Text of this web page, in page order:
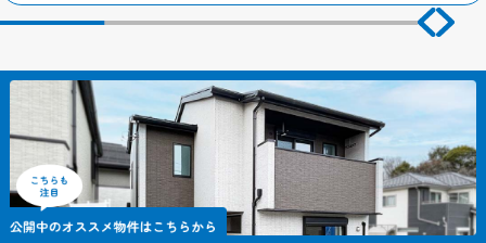
クッキー（Cookie）について
ッキーを使用する場合があります。
クッキーとは、お客様がWebサイトを訪れた際に、お客様のコンピ
ューター内に記録される小さな情報（テキストファイル）のこと
で、主にシステムが個々のユーザーを認識するために使用していま
す。
これにより一度入力いただいた情報を次回より再度入力していただ
く手間が省けます。